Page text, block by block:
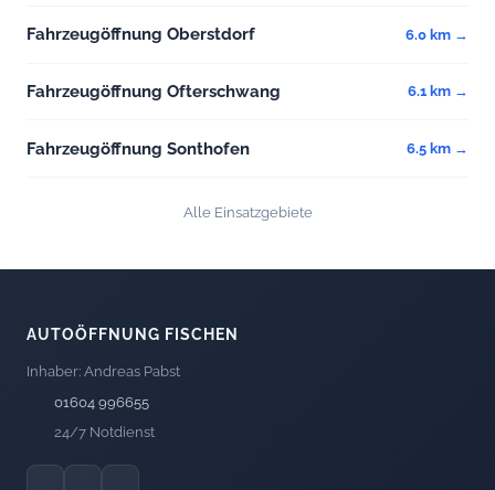
Fahrzeugöffnung Oberstdorf 6.0 km →
Fahrzeugöffnung Ofterschwang 6.1 km →
Fahrzeugöffnung Sonthofen 6.5 km →
Alle Einsatzgebiete
AUTOÖFFNUNG FISCHEN
Inhaber: Andreas Pabst
01604 996655
24/7 Notdienst